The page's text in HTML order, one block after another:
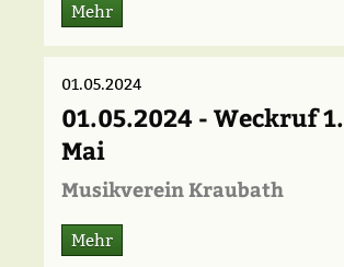
Mehr
01.05.2024
01.05.2024 - Weckruf 1.
Mai
Musikverein Kraubath
Mehr